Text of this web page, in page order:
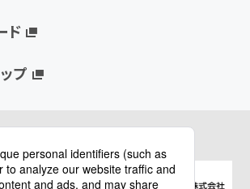
ド
プ